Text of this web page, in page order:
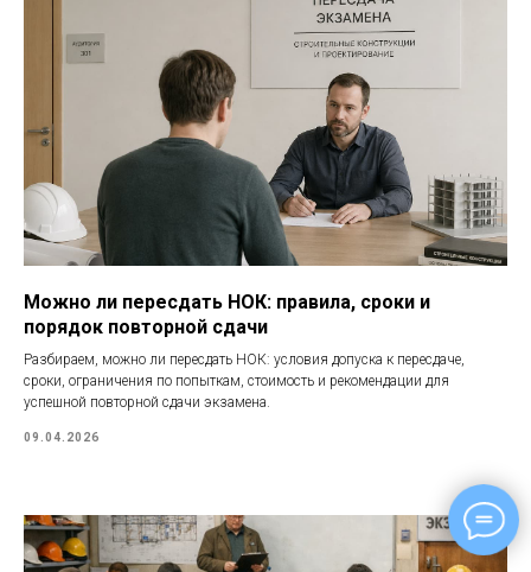
Можно ли пересдать НОК: правила, сроки и
порядок повторной сдачи
Разбираем, можно ли пересдать НОК: условия допуска к пересдаче,
сроки, ограничения по попыткам, стоимость и рекомендации для
успешной повторной сдачи экзамена.
09.04.2026